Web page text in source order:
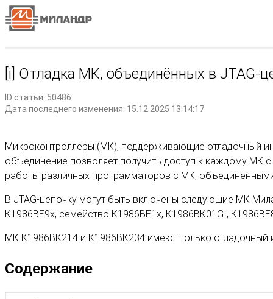
[i] Отладка МК, объединённых в JTAG-
ID статьи: 50486
Дата последнего изменения: 15.12.2025 13:14:17
Микроконтроллеры (МК), поддерживающие отладочный
объединение позволяет получить доступ к каждому МК
работы различных программаторов с МК,
В JTAG-цепочку могут быть включены следующие МК
К1986ВЕ9x, семейство К1986ВЕ1x, К1986ВК01GI,
МК К1986ВК214 и К1986ВК234 имеют только отладочный
Содержание